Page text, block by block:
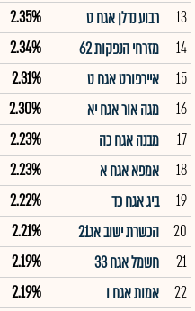
13
רבוע נדלן אגח ט 2.35%
14
מזרחי הנפקות 62 2.34%
15
איירפורט אגח ט 2.31%
16
מגה אור אגח יא 2.30%
17
מבנה אגח כה 2.23%
18
אמפא אגח א 2.23%
19
ביג אגח כד 2.22%
20
הכשרת ישוב אג21 2.21%
21
חשמל אגח 33 2.19%
22
אמות אגח ו 2.19%